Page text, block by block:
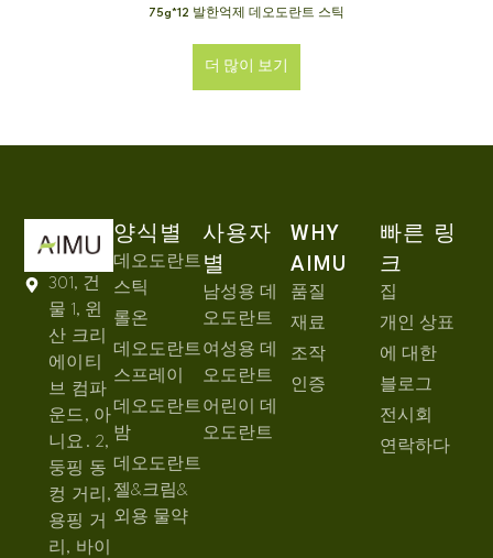
75g*12 발한억제 데오도란트 스틱
더 많이 보기
301, 건
물 1, 윈
산 크리
에이티
브 컴파
운드, 아
니요. 2,
둥핑 동
컹 거리,
용핑 거
리, 바이
양식별
데오도란트
스틱
롤온
데오도란트
스프레이
데오도란트
밤
데오도란트
젤&크림&
외용 물약
사용자
별
남성용 데
오도란트
여성용 데
오도란트
어린이 데
오도란트
WHY
AIMU
품질
재료
조작
인증
빠른 링
크
집
개인 상표
에 대한
블로그
전시회
연락하다